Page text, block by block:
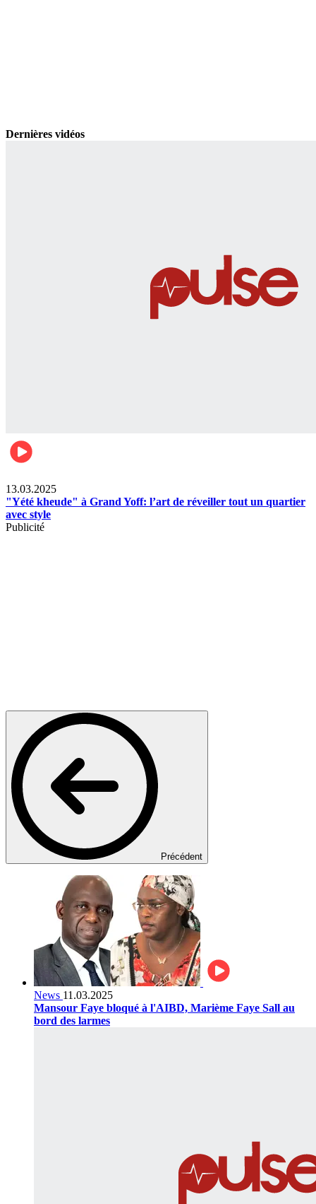
Dernières vidéos
13.03.2025
"Yété kheude" à Grand Yoff: l’art de réveiller tout un quartier
avec style
Publicité
Précédent
News 11.03.2025
Mansour Faye bloqué à l'AIBD, Marième Faye Sall au
bord des larmes